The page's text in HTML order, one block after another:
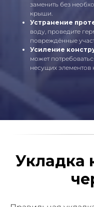
заменить без
крыши.
Устранение
воду, проведите
повреждённые
Усиление
может
несущих элементов
Укладка